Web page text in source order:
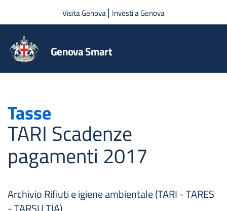
Salta al contenuto principale
Visita Genova| Investi a Genova
Genova Smart
Tasse
TARI Scadenze
pagamenti 2017
Archivio Rifiuti e igiene ambientale (TARI - TARES